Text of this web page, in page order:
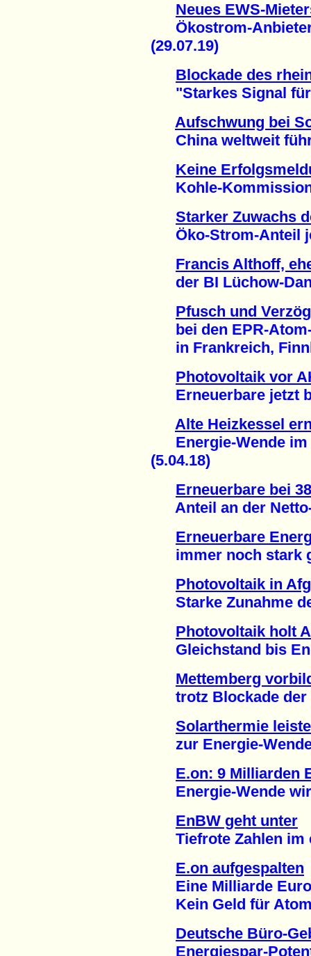
Neues EWS-
Ökostrom-
(29.07.19)
Blockade des
"Starkes Signal für
Aufschwung bei
China weltweit
Keine
Kohle-Kommission
Starker Zuwachs
Öko-Strom-Anteil
Francis Althoff,
der BI Lüchow-
Pfusch und
bei den EPR-
in Frankreich,
Photovoltaik vor
Erneuerbare jetzt
Alte Heizkessel
Energie-Wende im
(5.04.18)
Erneuerbare bei
Anteil an der Netto-
Erneuerbare
immer noch stark
Photovoltaik in
Starke Zunahme
Photovoltaik holt
Gleichstand bis
Mettemberg
trotz Blockade der
Solarthermie
zur Energie-Wende
E.on: 9 Milliarden
Energie-Wende
EnBW geht unter
Tiefrote Zahlen im
E.on aufgespalten
Eine Milliarde Euro
Kein Geld für
Deutsche Büro-
Energiespar-